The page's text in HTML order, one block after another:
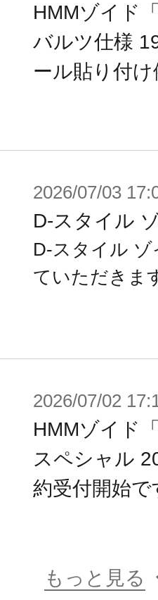
新規カラーの「
好みのクリアー
えかかと部分が
腹部差し替え
に対応しアクシ
ます。
ン（別売）装備
みで貼り付ける
み立てに際して
ててください。
HMMゾイド
バルツ仕様
ール貼り付
2026/07/03
D-スタイル
D-スタイル
ていただきま
2026/07/02
HMMゾイド
スペシャル
約受付開始で
もっと見る